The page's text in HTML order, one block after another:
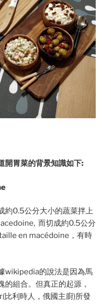
開胃菜的背景知識如下:
約0.5公分大小的蔬菜拌上
而切成約0.5公分
en macédoine，有時
wikipedia的說法是因為馬
組合。但真正的起源，
利時人，俄國主廚)所發